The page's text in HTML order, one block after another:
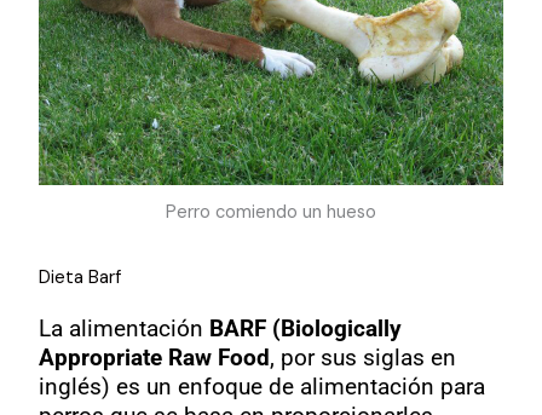
Perro comiendo un hueso
Dieta Barf
La alimentación BARF (Biologically
Appropriate Raw Food, por sus siglas en
inglés) es un enfoque de alimentación para